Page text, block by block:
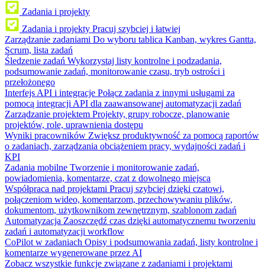
Zadania i projekty
Zadania i projekty Pracuj szybciej i łatwiej
Zarządzanie zadaniami Do wyboru tablica Kanban, wykres Gantta,
Scrum, lista zadań
Śledzenie zadań Wykorzystaj listy kontrolne i podzadania,
podsumowanie zadań, monitorowanie czasu, tryb ostrości i
przełożonego
Interfejs API i integracje Połącz zadania z innymi usługami za
pomocą integracji API dla zaawansowanej automatyzacji zadań
Zarządzanie projektem Projekty, grupy robocze, planowanie
projektów, role, uprawnienia dostępu
Wyniki pracowników Zwiększ produktywność za pomocą raportów
o zadaniach, zarządzania obciążeniem pracy, wydajności zadań i
KPI
Zadania mobilne Tworzenie i monitorowanie zadań,
powiadomienia, komentarze, czat z dowolnego miejsca
Współpraca nad projektami Pracuj szybciej dzięki czatowi,
połączeniom wideo, komentarzom, przechowywaniu plików,
dokumentom, użytkownikom zewnętrznym, szablonom zadań
Automatyzacja Zaoszczędź czas dzięki automatycznemu tworzeniu
zadań i automatyzacji workflow
CoPilot w zadaniach Opisy i podsumowania zadań, listy kontrolne i
komentarze wygenerowane przez AI
Zobacz wszystkie funkcje związane z zadaniami i projektami